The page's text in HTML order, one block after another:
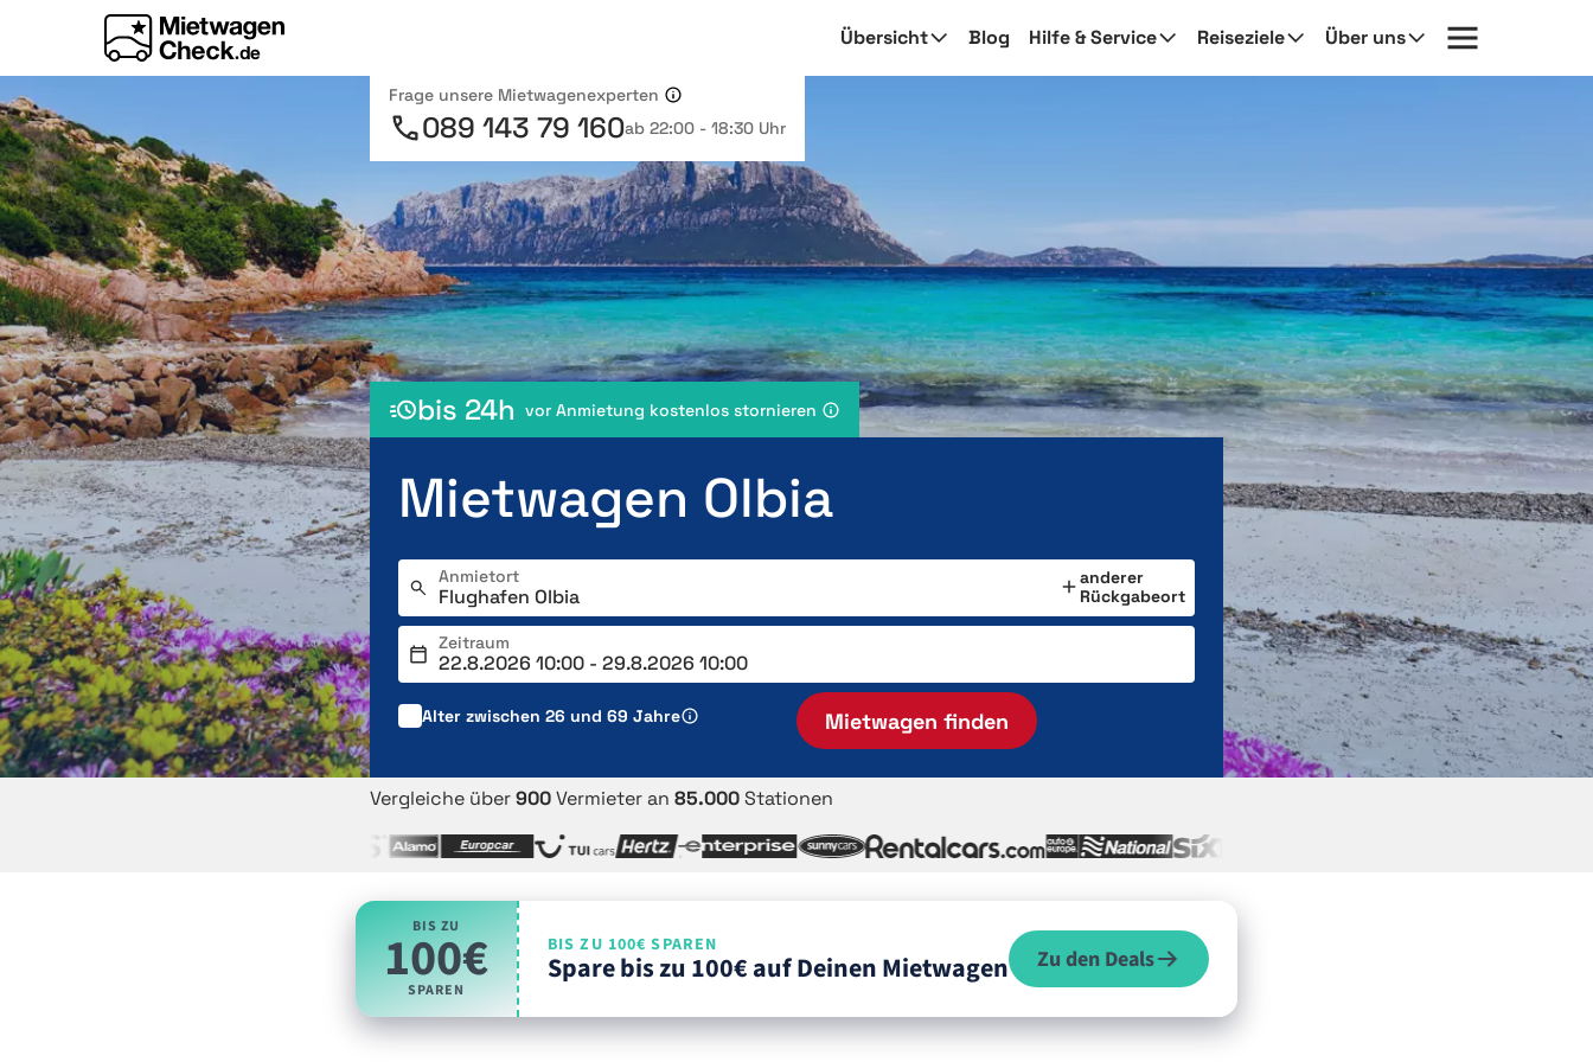
Übersicht Blog Hilfe & Service Reiseziele Über uns
Frage unsere Mietwagenexperten
089 143 79 160ab 22:00 - 18:30 Uhr
bis 24h vor Anmietung kostenlos stornieren
Mietwagen Olbia
Anmietort
anderer
Rückgabeort
Zeitraum
Alter zwischen 26 und 69 Jahre Mietwagen finden
Vergleiche über900Vermieter an 85.000Stationen
BIS ZU
100€
SPAREN
BIS ZU 100€ SPAREN
Spare bis zu 100€ auf Deinen Mietwagen Zu den Deals